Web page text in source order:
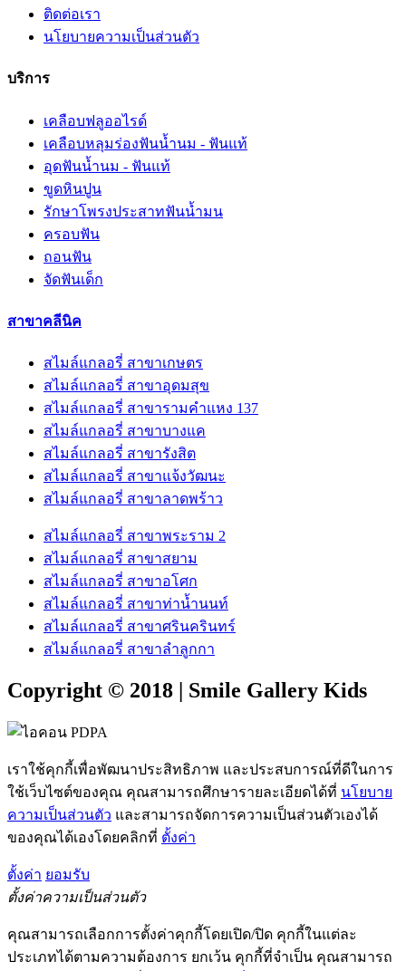
ติดต่อเรา
นโยบายความเป็นส่วนตัว
บริการ
เคลือบฟลูออไรด์
เคลือบหลุมร่องฟันน้ำนม - ฟันแท้
อุดฟันน้ำนม - ฟันแท้
ขูดหินปูน
รักษาโพรงประสาทฟันน้ำมน
ครอบฟัน
ถอนฟัน
จัดฟันเด็ก
สาขาคลีนิค
สไมล์แกลอรี่ สาขาเกษตร
สไมล์แกลอรี่ สาขาอุดมสุข
สไมล์แกลอรี่ สาขารามคำแหง 137
สไมล์แกลอรี่ สาขาบางแค
สไมล์แกลอรี่ สาขารังสิต
สไมล์แกลอรี่ สาขาแจ้งวัฒนะ
สไมล์แกลอรี่ สาขาลาดพร้าว
สไมล์แกลอรี่ สาขาพระราม 2
สไมล์แกลอรี่ สาขาสยาม
สไมล์แกลอรี่ สาขาอโศก
สไมล์แกลอรี่ สาขาท่าน้ำนนท์
สไมล์แกลอรี่ สาขาศรินครินทร์
สไมล์แกลอรี่ สาขาลำลูกกา
Copyright © 2018 | Smile Gallery Kids
เราใช้คุกกี้เพื่อพัฒนาประสิทธิภาพ และประสบการณ์ที่ดีในการ
ใช้เว็บไซต์ของคุณ คุณสามารถศึกษารายละเอียดได้ที่ นโยบาย
ความเป็นส่วนตัว และสามารถจัดการความเป็นส่วนตัวเองได้
ของคุณได้เองโดยคลิกที่ ตั้งค่า
ตั้งค่า ยอมรับ
ตั้งค่าความเป็นส่วนตัว
คุณสามารถเลือกการตั้งค่าคุกกี้โดยเปิด/ปิด คุกกี้ในแต่ละ
ประเภทได้ตามความต้องการ ยกเว้น คุกกี้ที่จำเป็น คุณสามารถ